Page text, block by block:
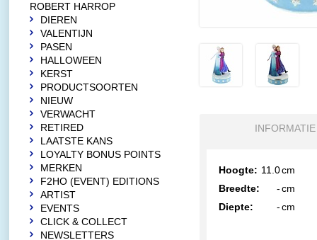
INFORMATIE
Hoogte: 11.0cm
Breedte:
-cm
Diepte:
-cm
ROBERT HARROP
DIEREN
VALENTIJN
PASEN
HALLOWEEN
KERST
PRODUCTSOORTEN
NIEUW
VERWACHT
RETIRED
LAATSTE KANS
LOYALTY BONUS POINTS
MERKEN
F2HO (EVENT) EDITIONS
ARTIST
EVENTS
CLICK & COLLECT
NEWSLETTERS